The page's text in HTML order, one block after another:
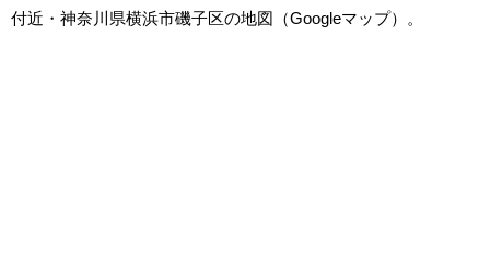
付近・神奈川県横浜市磯子区の地図（Googleマップ）。